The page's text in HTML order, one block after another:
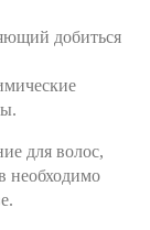
добиться
для волос,
необходимо